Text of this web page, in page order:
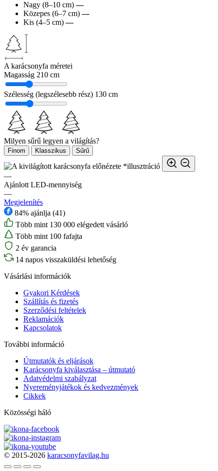
Nagy (8–10 cm) —
Közepes (6–7 cm) —
Kis (4–5 cm) —
A karácsonyfa méretei
Magasság 210 cm
Szélesség (legszélesebb rész) 130 cm
Milyen sűrű legyen a világítás?
Finom Klasszikus Sűrű
*illusztráció
—
Ajánlott LED-mennyiség
—
Megjelenítés
84% ajánlja (41)
Több mint 130 000 elégedett vásárló
Több mint 100 fafajta
2 év garancia
14 napos visszaküldési lehetőség
Vásárlási információk
Gyakori Kérdések
Szállítás és fizetés
Szerződési feltételek
Reklamációk
Kapcsolatok
További információ
Útmutatók és eljárások
Karácsonyfa kiválasztása – útmutató
Adatvédelmi szabályzat
Nyereményjátékok és kedvezmények
Cikkek
Közösségi háló
© 2015-2026 karacsonyfavilag.hu